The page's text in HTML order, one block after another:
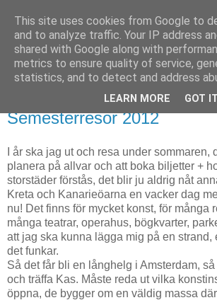
Björn Fritz
vad än som faller mig in
måndag, april 30, 2012
Semesterresor 2012
I år ska jag ut och resa under sommaren,
planera på allvar och att boka biljetter +
storstäder förstås, det blir ju aldrig nåt
Kreta och Kanarieöarna en vacker dag
nu! Det finns för mycket konst, för många
många teatrar, operahus, bögkvarter,
att jag ska kunna lägga mig på en strand,
det funkar.
Så det får bli en långhelg i Amsterdam,
och träffa Kas. Måste reda ut vilka
öppna, de bygger om en väldig massa
This site uses cookies from Google to
and to analyze traffic. Your IP address
shared with Google along with
metrics to ensure quality of service,
statistics, and to detect and address
LEARN MORE GOT IT